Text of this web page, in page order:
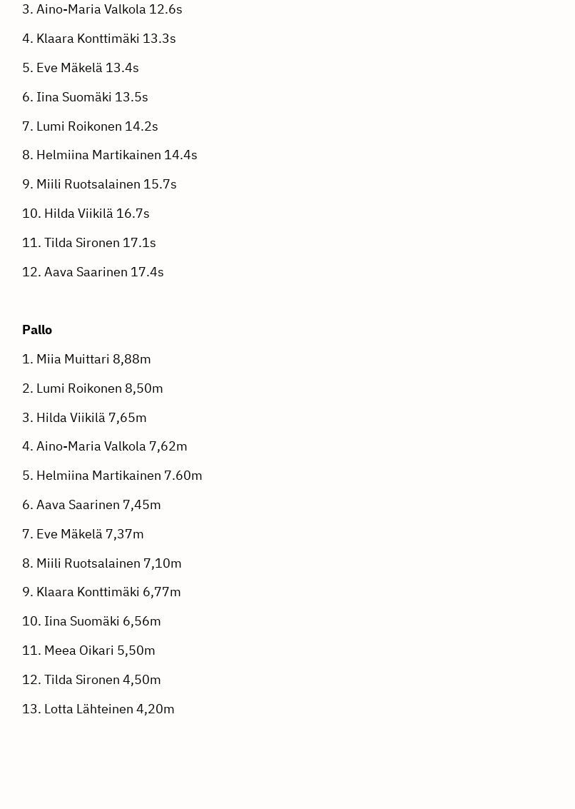
3. Aino-Maria Valkola 12.6s
4. Klaara Konttimäki 13.3s
5. Eve Mäkelä 13.4s
6. Iina Suomäki 13.5s
7. Lumi Roikonen 14.2s
8. Helmiina Martikainen 14.4s
9. Miili Ruotsalainen 15.7s
10. Hilda Viikilä 16.7s
11. Tilda Sironen 17.1s
12. Aava Saarinen 17.4s
Pallo
1. Miia Muittari 8,88m
2. Lumi Roikonen 8,50m
3. Hilda Viikilä 7,65m
4. Aino-Maria Valkola 7,62m
5. Helmiina Martikainen 7.60m
6. Aava Saarinen 7,45m
7. Eve Mäkelä 7,37m
8. Miili Ruotsalainen 7,10m
9. Klaara Konttimäki 6,77m
10. Iina Suomäki 6,56m
11. Meea Oikari 5,50m
12. Tilda Sironen 4,50m
13. Lotta Lähteinen 4,20m